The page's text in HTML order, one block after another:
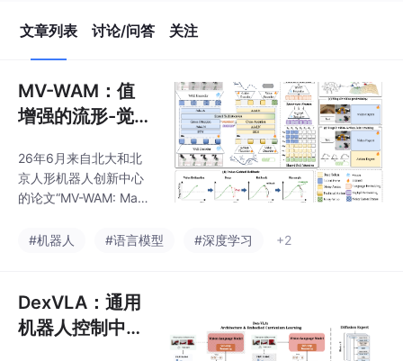
文章列表 讨论/问答 关注
MV-WAM：值
增强的流形-觉
26年6月来自北大和北
京人形机器人创新中心
的论文“MV-WAM: Mani
on Model with Value A
种环境的稳健且可泛化
的操作仍然是一项根本
性的挑战。近期的世界
#机器人 #语言模型 #深度学习 +2
DexVLA：通用
机器人控制中具